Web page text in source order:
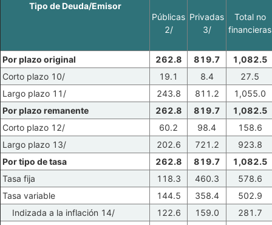
Tipo de Deuda/Emisor
Públicas
2/
Privadas
3/
Total no
financieras
Por plazo original 262.8 819.7
1,082.5
Corto plazo 10/
19.1 8.4
27.5
Largo plazo 11/
243.8 811.2
1,055.0
Por plazo remanente
262.8 819.7
1,082.5
Corto plazo 12/
60.2 98.4
158.6
Largo plazo 13/
202.6 721.2
923.8
Por tipo de tasa
262.8 819.7
1,082.5
Tasa fija
118.3 460.3
578.6
Tasa variable
144.5 358.4
502.9
Indizada a la inflación 14/
122.6 159.0
281.7